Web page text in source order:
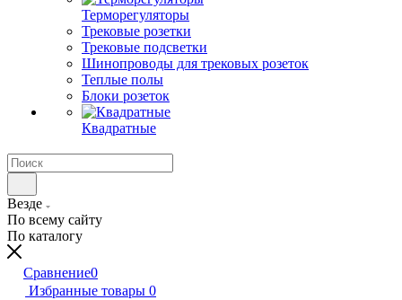
Терморегуляторы
Трековые розетки
Трековые подсветки
Шинопроводы для трековых розеток
Теплые полы
Блоки розеток
Квадратные
Везде
По всему сайту
По каталогу
Сравнение0
Избранные товары 0